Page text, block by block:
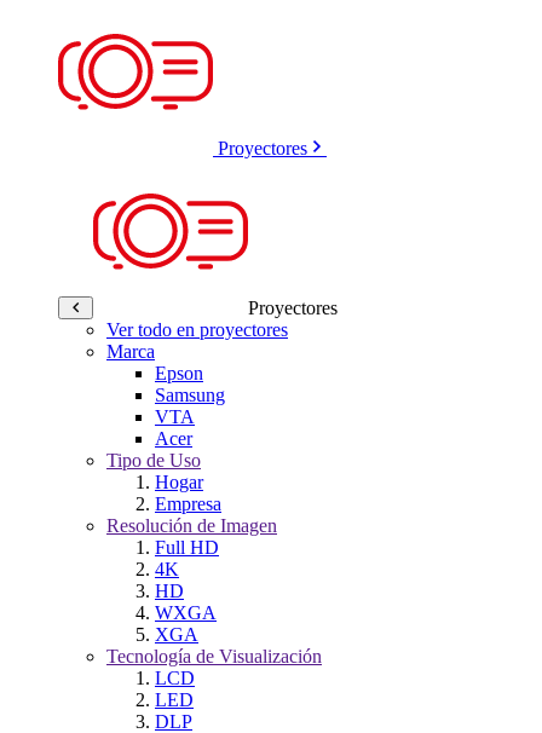
Proyectores
Proyectores
Ver todo en proyectores
Marca
Epson
Samsung
VTA
Acer
Tipo de Uso
Hogar
Empresa
Resolución de Imagen
Full HD
4K
HD
WXGA
XGA
Tecnología de Visualización
LCD
LED
DLP